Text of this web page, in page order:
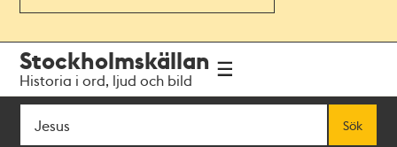
navigationen
huvudinnehållet
Stockholmskällan
Historia i ord, ljud och bild
Sök
Sök